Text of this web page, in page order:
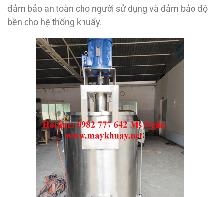
đảm bảo an toàn cho người sử dụng và đảm bảo độ
bền cho hệ thống khuấy.